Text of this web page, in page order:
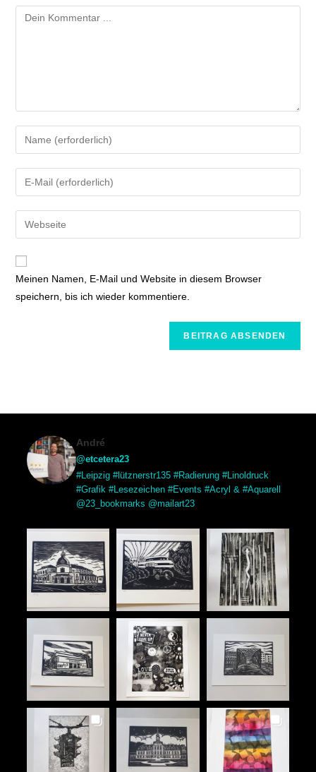
Meinen Namen, E-Mail und Website in diesem Browser
speichern, bis ich wieder kommentiere.
André
@etcetera23
#Leipzig #lütznerstr135 #Radierung #Linoldruck
#Grafik #Lesezeichen #Events #Acryl & #Aquarell
@23_bookmarks @mailart23